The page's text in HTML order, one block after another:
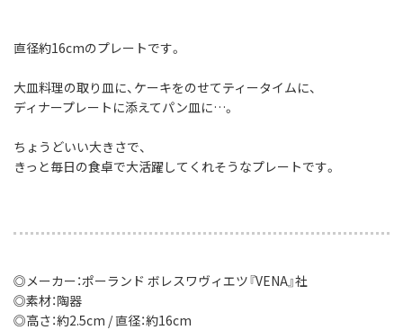
直径約16cmのプレートです。
大皿料理の取り皿に、ケーキをのせてティータイムに、
ディナープレートに添えてパン皿に…。
ちょうどいい大きさで、
きっと毎日の食卓で大活躍してくれそうなプレートです。
◎メーカー：ポーランド ボレスワヴィエツ『VENA』社
◎素材：陶器
◎高さ：約2.5cm / 直径：約16cm